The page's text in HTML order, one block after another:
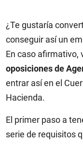
¿Te gustaría
conseguir así un
En caso afirmativo,
oposiciones de
entrar así en el
Hacienda.
El primer paso a
serie de requisitos